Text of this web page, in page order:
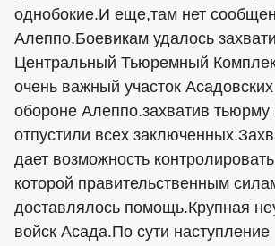
однобокие.И еще,там нет
Алеппо.Боевикам удалось
Центральный Тьюремный
очень важный участок
обороне Алеппо.захватив тьюрму
отпустили всех
дает возможность
которой правительственным
доставлялось помощь.Крупная
войск Асада.По сути наступление